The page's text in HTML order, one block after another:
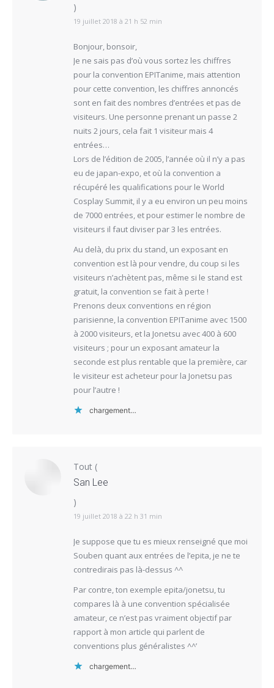
)
19 juillet 2018 à 21 h 52 min
Bonjour, bonsoir,
Je ne sais pas d’où vous sortez les chiffres
pour la convention EPITanime, mais attention
pour cette convention, les chiffres annoncés
sont en fait des nombres d’entrées et pas de
visiteurs. Une personne prenant un passe 2
nuits 2 jours, cela fait 1 visiteur mais 4
entrées…
Lors de l’édition de 2005, l’année où il n’y a pas
eu de japan-expo, et où la convention a
récupéré les qualifications pour le World
Cosplay Summit, il y a eu environ un peu moins
de 7000 entrées, et pour estimer le nombre de
visiteurs il faut diviser par 3 les entrées.
Au delà, du prix du stand, un exposant en
convention est là pour vendre, du coup si les
visiteurs n’achètent pas, même si le stand est
gratuit, la convention se fait à perte !
Prenons deux conventions en région
parisienne, la convention EPITanime avec 1500
à 2000 visiteurs, et la Jonetsu avec 400 à 600
visiteurs ; pour un exposant amateur la
seconde est plus rentable que la première, car
le visiteur est acheteur pour la Jonetsu pas
pour l’autre !
chargement…
Tout (
San Lee
)
19 juillet 2018 à 22 h 31 min
Je suppose que tu es mieux renseigné que moi
Souben quant aux entrées de l’epita, je ne te
contredirais pas là-dessus ^^
Par contre, ton exemple epita/jonetsu, tu
compares là à une convention spécialisée
amateur, ce n’est pas vraiment objectif par
rapport à mon article qui parlent de
conventions plus généralistes ^^’
chargement…